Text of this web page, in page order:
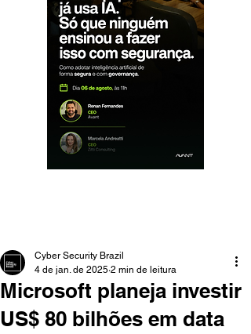
Microsoft planeja investir
US$ 80 bilhões em data
Cyber Security Brazil
4 de jan. de 2025 2 min de leitura